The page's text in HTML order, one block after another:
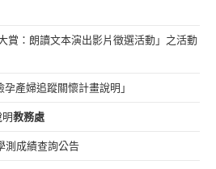
賞：朗讀文本演出影片徵選活動」之活動
產婦追蹤關懷計畫說明」
教務處
測成績查詢公告